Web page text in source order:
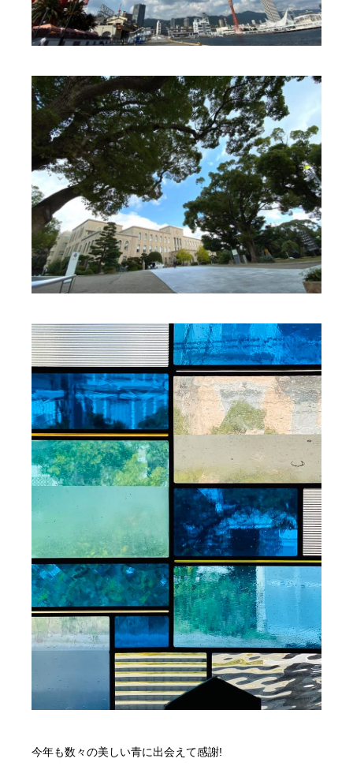
今年も数々の美しい青に出会えて感謝!